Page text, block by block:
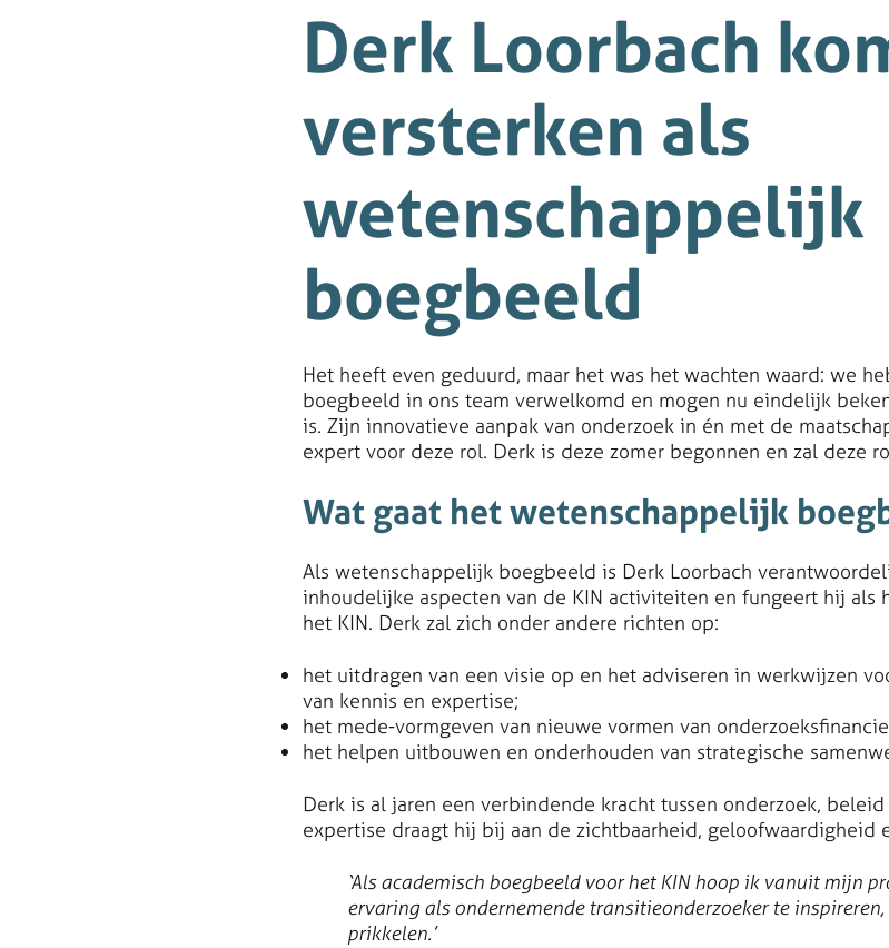
Derk Loorbach
versterken als
wetenschappelijk
boegbeeld
Het heeft even geduurd, maar het was het wachten waard: we
boegbeeld in ons team verwelkomd en mogen nu eindelijk
is. Zijn innovatieve aanpak van onderzoek in én met de
expert voor deze rol. Derk is deze zomer begonnen en zal deze
Wat gaat het wetenschappelijk
Als wetenschappelijk boegbeeld is Derk Loorbach
inhoudelijke aspecten van de KIN activiteiten en fungeert hij als
het KIN. Derk zal zich onder andere richten op:
het uitdragen van een visie op en het adviseren in werkwijzen
van kennis en expertise;
het mede-vormgeven van nieuwe vormen van
het helpen uitbouwen en onderhouden van strategische
Derk is al jaren een verbindende kracht tussen onderzoek,
expertise draagt hij bij aan de zichtbaarheid, geloofwaardigheid
‘Als academisch boegbeeld voor het KIN hoop ik vanuit mijn
ervaring als ondernemende transitieonderzoeker te
prikkelen.’